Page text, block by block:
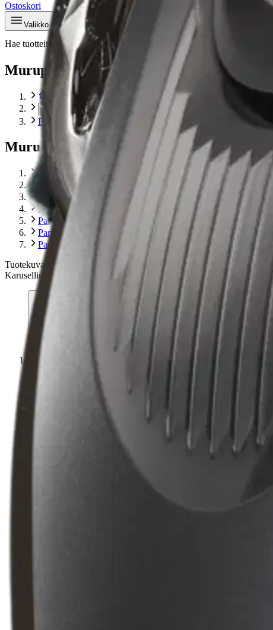
Ostoskori
Valikko
Hae tuotteita – aina halvat hinnat
Murupolku
Partatrimmerit
Murupolku
Kodinkoneet
Kauneuden- ja terveydenhoito
Karvanpoistolaitteet
Partakoneet
Partatrimmerit
Panasonic ER-SB40-K803 partatrimmeri
Tuotekuvat- ja videot
Ohita tuotekuvat
Karusellin pikakuvakkeet